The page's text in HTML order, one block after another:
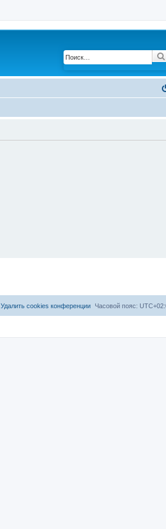
Часовой пояс:
Удалить cookies конференции